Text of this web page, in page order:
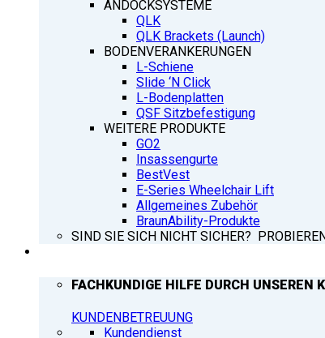
ANDOCKSYSTEME
QLK
QLK Brackets (Launch)
BODENVERANKERUNGEN
L-Schiene
Slide ‘N Click
L-Bodenplatten
QSF Sitzbefestigung
WEITERE PRODUKTE
GO2
Insassengurte
BestVest
E-Series Wheelchair Lift
Allgemeines Zubehör
BraunAbility-Produkte
SIND SIE SICH NICHT SICHER?
FACHKUNDIGE HILFE DURCH UNSEREN
KUNDENBETREUUNG
Kundendienst